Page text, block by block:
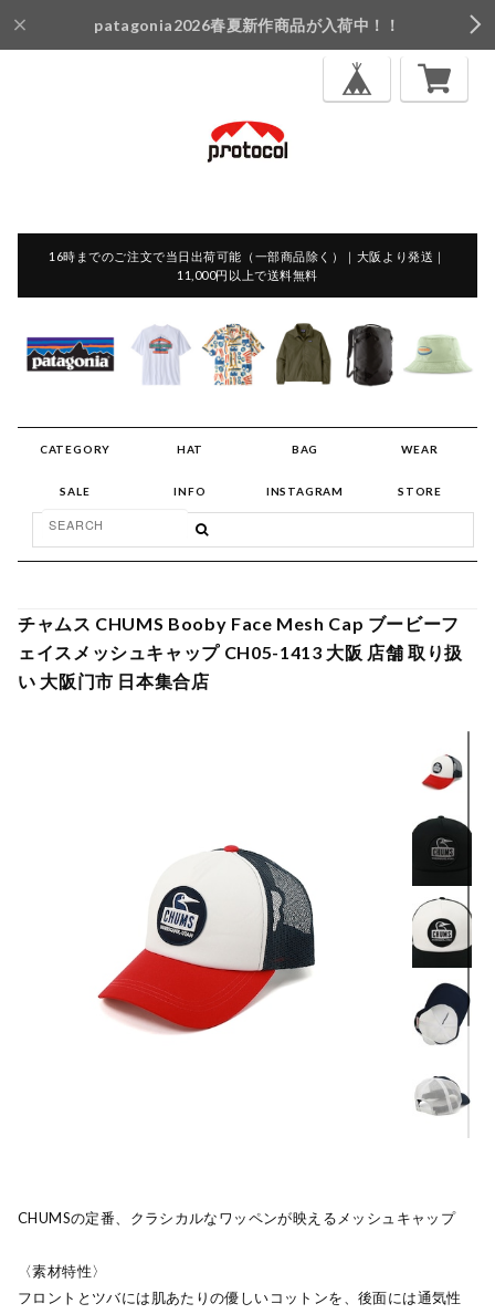
patagonia2026春夏新作商品が入荷中！！
16時までのご注文で当日出荷可能（一部商品除く）｜大阪より発送｜
11,000円以上で送料無料
CATEGORY HAT BAG WEAR
SALE INFO INSTAGRAM STORE
チャムス CHUMS Booby Face Mesh Cap ブービーフ
ェイスメッシュキャップ CH05-1413 大阪 店舗 取り扱
い 大阪门市 日本集合店
CHUMSの定番、クラシカルなワッペンが映えるメッシュキャップ
〈素材特性〉
フロントとツバには肌あたりの優しいコットンを、後面には通気性